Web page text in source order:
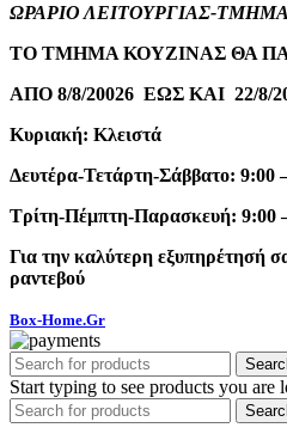
ΩΡΑΡΙΟ ΛΕΙΤΟΥΡΓΙΑΣ-
ΤΟ ΤΜΗΜΑ ΚΟΥΖΙΝΑΣ ΘΑ
ΑΠΟ 8/8/20026 ΕΩΣ ΚΑΙ 22/8/
Κυριακή: Κλειστά
Δευτέρα-Τετάρτη-Σάββατο: 9:00
Τρίτη-Πέμπτη-Παρασκευή: 9:00
Για την καλύτερη εξυπηρέτησή
ραντεβού
Box-Home.Gr
Start typing to see products you are